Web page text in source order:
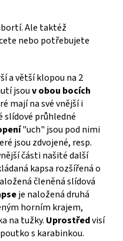
Ale taktéž
nebo potřebujete
a větší klopou na 2
jsouv obou bocích
mají na své vnější i
průhledné
"uch" jsou pod nimi
jsou zdvojené, resp.
části našité další
kapsa rozšířená o
členěná slídová
je naložená druhá
horním krajem,
na tužky. Uprostředvisí
s karabinkou.